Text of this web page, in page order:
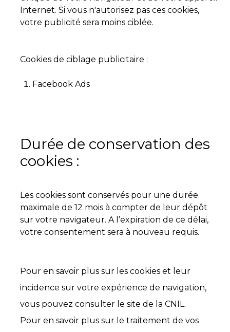
Internet. Si vous n'autorisez pas ces cookies,
votre publicité sera moins ciblée.
Cookies de ciblage publicitaire :
Facebook Ads
Durée de conservation des
cookies :
Les cookies sont conservés pour une durée
maximale de 12 mois à compter de leur dépôt
sur votre navigateur. A l’expiration de ce délai,
votre consentement sera à nouveau requis.
Pour en savoir plus sur les cookies et leur
incidence sur votre expérience de navigation,
vous pouvez consulter le site de la CNIL.
Pour en savoir plus sur le traitement de vos